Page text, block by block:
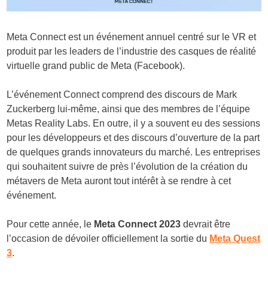
Meta Connect est un événement annuel centré sur le VR et
produit par les leaders de l’industrie des casques de réalité
virtuelle grand public de Meta (Facebook).
L’événement Connect comprend des discours de Mark
Zuckerberg lui-même, ainsi que des membres de l’équipe
Metas Reality Labs. En outre, il y a souvent eu des sessions
pour les développeurs et des discours d’ouverture de la part
de quelques grands innovateurs du marché. Les entreprises
qui souhaitent suivre de près l’évolution de la création du
métavers de Meta auront tout intérêt à se rendre à cet
événement.
Pour cette année, le Meta Connect 2023 devrait être
l’occasion de dévoiler officiellement la sortie du Meta Quest
3.